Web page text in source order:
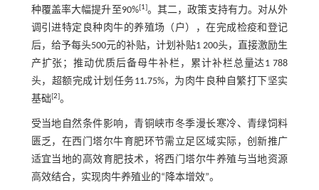
种覆盖率大幅提升至90%[1]。其二，政策支持有力。对从外
调引进特定良种肉牛的养殖场（户），在完成检疫和登记
后，给予每头500元的补贴，计划补贴1 200头，直接激励生
产扩张；推动优质后备母牛补栏，累计补栏总量达1 788
头，超额完成计划任务11.75%，为肉牛良种自繁打下坚实
基础[2]。
受当地自然条件影响，青铜峡市冬季漫长寒冷、青绿饲料
匮乏，在西门塔尔牛育肥环节需立足区域实际，创新推广
适宜当地的高效育肥技术，将西门塔尔牛养殖与当地资源
高效结合，实现肉牛养殖业的“降本增效”。